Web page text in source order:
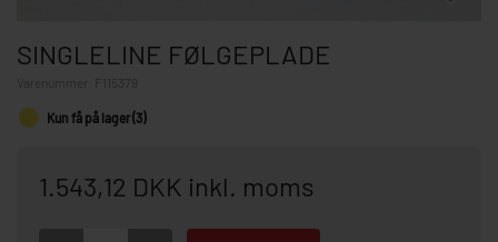
SINGLELINE FØLGEPLADE
F115379
Kun få på lager (3)
1.543,12 DKK inkl. moms